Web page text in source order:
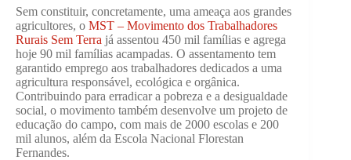
Sem constituir, concretamente, uma ameaça aos grandes
agricultores, o MST – Movimento dos Trabalhadores
Rurais Sem Terra já assentou 450 mil famílias e agrega
hoje 90 mil famílias acampadas. O assentamento tem
garantido emprego aos trabalhadores dedicados a uma
agricultura responsável, ecológica e orgânica.
Contribuindo para erradicar a pobreza e a desigualdade
social, o movimento também desenvolve um projeto de
educação do campo, com mais de 2000 escolas e 200
mil alunos, além da Escola Nacional Florestan
Fernandes.